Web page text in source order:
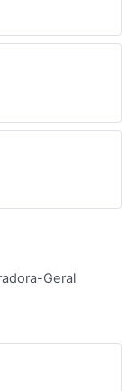
Geral